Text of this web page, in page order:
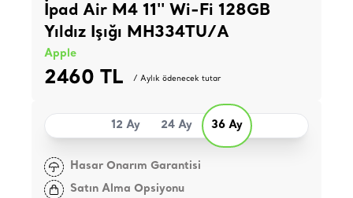
İpad Air M4 11'' Wi-Fi 128GB
Yıldız Işığı MH334TU/A
Apple
2460 TL / Aylık ödenecek tutar
12 Ay 24 Ay 36 Ay
Hasar Onarım Garantisi
Satın Alma Opsiyonu